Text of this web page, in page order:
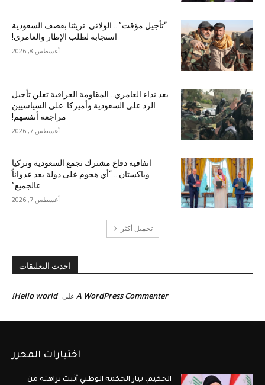
“تأجيل مؤقت”… الولائي: تريثنا بقصف السعودية
استجابة لطلب الإطار والعامري!
أغسطس 8, 2026
بعد نداء العامري.. المقاومة العراقية تعلن تأجيل
الرد على السعودية وأميركا: على السياسيين
مراجعة أنفسهم!
أغسطس 7, 2026
اتفاقية دفاع مشترك تجمع السعودية وتركيا
وباكستان… “أي هجوم على دولة يعد عدواناً
عالجميع”
أغسطس 7, 2026
تحميل أكثر
احدث التعليقات
A WordPress Commenter على Hello world!
اختيارات المحرر
الحكيم: تيار الحكمة الوطني أثبت نزاهته من